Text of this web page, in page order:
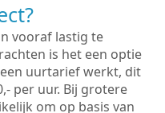
vooraf lastig te
is het een optie
uurtarief werkt, dit
per uur. Bij grotere
om op basis van